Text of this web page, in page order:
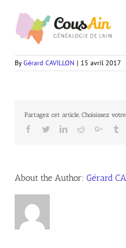
ByGérard CAVILLON | 15 avril 2017
Partagez cet article, Choisissez
Facebook
TwitterLinkedIn
RedditGoogle+
About the Author: Gérard